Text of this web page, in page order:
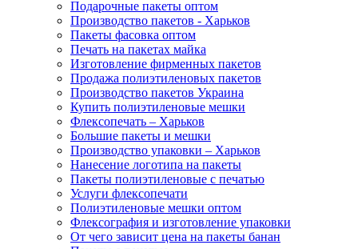
Подарочные пакеты оптом
Производство пакетов - Харьков
Пакеты фасовка оптом
Печать на пакетах майка
Изготовление фирменных пакетов
Продажа полиэтиленовых пакетов
Производство пакетов Украина
Купить полиэтиленовые мешки
Флексопечать – Харьков
Большие пакеты и мешки
Производство упаковки – Харьков
Нанесение логотипа на пакеты
Пакеты полиэтиленовые с печатью
Услуги флексопечати
Полиэтиленовые мешки оптом
Флексография и изготовление упаковки
От чего зависит цена на пакеты банан